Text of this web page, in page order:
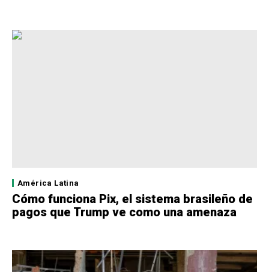
América Latina
Cómo funciona Pix, el sistema brasileño de
pagos que Trump ve como una amenaza